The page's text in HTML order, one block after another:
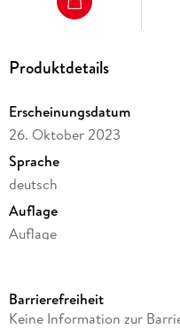
Produktdetails
Erscheinungsdatum
26. Oktober 2023
Sprache
deutsch
Auflage
Auflage
Dateigröße
Barrierefreiheit
Keine Information zur